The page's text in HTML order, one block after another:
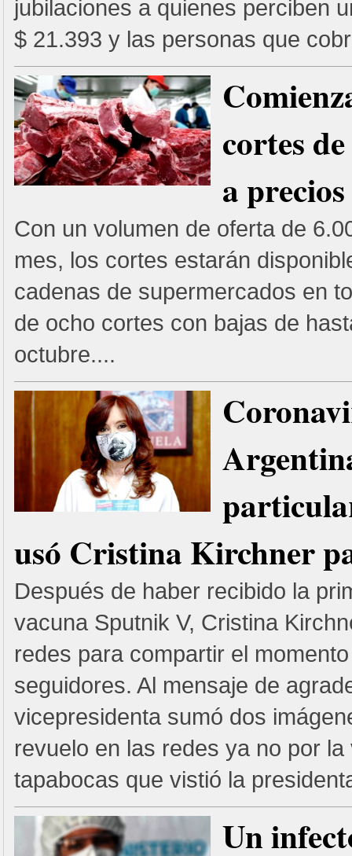
jubilaciones a quienes perciben
$ 21.393 y las personas que
cortes
a
Con un volumen de oferta de
mes, los cortes estarán
cadenas de supermercados en
de ocho cortes con bajas de
octubre....
usó Cristina Kirchner
Después de haber recibido la
vacuna Sputnik V, Cristina
redes para compartir el
seguidores. Al mensaje de
vicepresidenta sumó dos
revuelo en las redes ya no por
tapabocas que vistió la
Un